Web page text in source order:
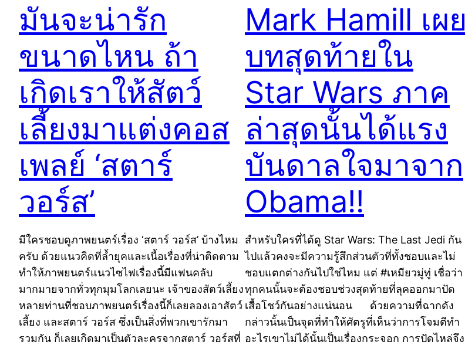
มันจะน่ารัก
ขนาดไหน ถ้า
เกิดเราให้สัตว์
เลี้ยงมาแต่งคอส
เพลย์ ‘สตาร์
วอร์ส’
มีใครชอบดูภาพยนตร์เรื่อง ‘สตาร์ วอร์ส’ บ้างไหม
ครับ ด้วยแนวคิดที่ล้ำยุคและเนื้อเรื่องที่น่าติดตาม
ทำให้ภาพยนตร์แนวไซไฟเรื่องนี้มีแฟนคลับ
มากมายจากทั่วทุกมุมโลกเลยนะ เจ้าของสัตว์เลี้ยง
หลายท่านที่ชอบภาพยนตร์เรื่องนี้ก็เลยลองเอาสัตว์
เลี้ยง และสตาร์ วอร์ส ซึ่งเป็นสิ่งที่พวกเขารักมา
รวมกัน ก็เลยเกิดมาเป็นตัวละครจากสตาร์ วอร์สที่
Mark Hamill เผย
บทสุดท้ายใน
Star Wars ภาค
ล่าสุดนั้นได้แรง
บันดาลใจมาจาก
Obama!!
สำหรับใครที่ได้ดู Star Wars: The Last Jedi กัน
ไปแล้วคงจะมีความรู้สึกส่วนตัวที่ทั้งชอบและไม่
ชอบแตกต่างกันไปใช่ไหม แต่ #เหมียวมู่ทู่ เชื่อว่า
ทุกคนนั้นจะต้องชอบช่วงสุดท้ายที่ลุคออกมาปัด
เสื้อโชว์กันอย่างแน่นอน ด้วยความที่ฉากดัง
กล่าวนั้นเป็นจุดที่ทำให้ศัตรูที่เห็นว่าการโจมตีทำ
อะไรเขาไม่ได้นั้นเป็นเรื่องกระจอก การปัดไหล่จึง